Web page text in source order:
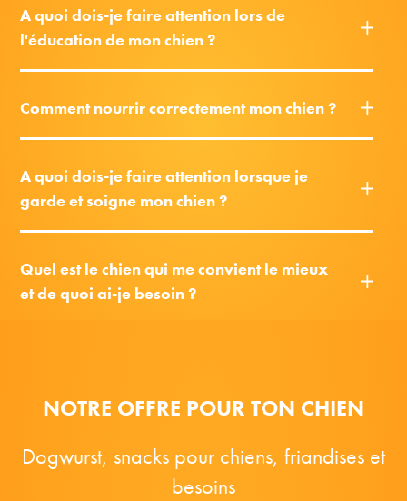
A quoi dois-je faire attention lors de
l'éducation de mon chien ?
Comment nourrir correctement mon chien ?
A quoi dois-je faire attention lorsque je
garde et soigne mon chien ?
Quel est le chien qui me convient le mieux
et de quoi ai-je besoin ?
NOTRE OFFRE POUR TON CHIEN
Dogwurst, snacks pour chiens, friandises et
besoins